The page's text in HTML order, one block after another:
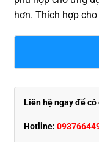
hơn. Thích hợp
Liên hệ ngay để
Hotline: